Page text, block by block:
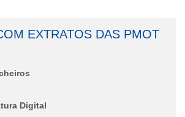
EXTRATOS DAS PMOT
Digital